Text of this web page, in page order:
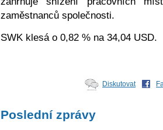
zaměstnanců společnosti.
SWK klesá o 0,82 % na 34,04 USD.
Diskutovat
Poslední zprávy